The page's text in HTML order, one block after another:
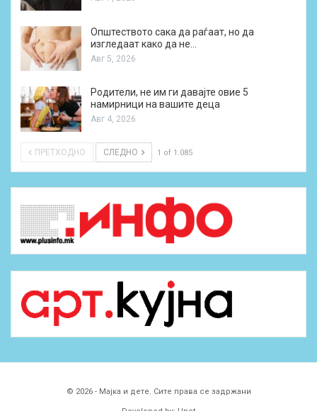
Општеството сака да раѓаат, но да
изгледаат како да не…
Авг 5, 2026
Родители, не им ги давајте овие 5
намирници на вашите деца
Авг 4, 2026
ПРЕТХОДНО СЛЕДНО 1 of 1.085
© 2026 - Мајка и дете. Сите права се задржани